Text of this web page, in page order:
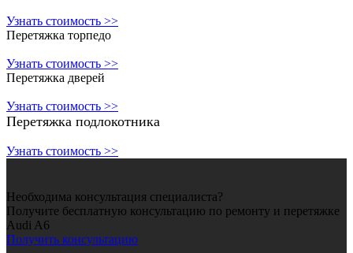
Узнать стоимость >>
Перетяжка торпедо
Узнать стоимость >>
Перетяжка дверей
Узнать стоимость >>
Перетяжка подлокотника
Узнать стоимость >>
Необходима консультация специалиста?
Получите бесплатную консультацию по ремонту и перетяжке
Audi A6
Получить консультацию